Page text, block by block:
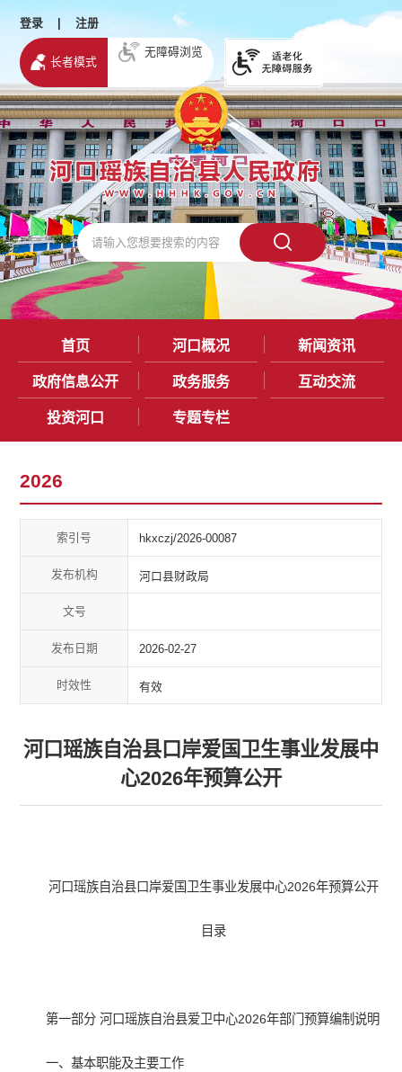
登录 | 注册
长者模式
无障碍浏览
首页 河口概况 新闻资讯
政府信息公开 政务服务 互动交流
投资河口 专题专栏
2026
索引号 hkxczj/2026-00087
发布机构 河口县财政局
文号
发布日期 2026-02-27
时效性 有效
河口瑶族自治县口岸爱国卫生事业发展中
心2026年预算公开
河口瑶族自治县口岸爱国卫生事业发展中心2026年预算公开
目录
第一部分 河口瑶族自治县爱卫中心2026年部门预算编制说明
一、基本职能及主要工作